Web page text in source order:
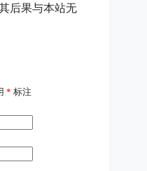
后果与本站无
* 标注